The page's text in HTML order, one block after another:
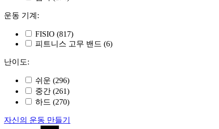
운동 기계:
FISIO (817)
피트니스 고무 밴드 (6)
난이도:
쉬운 (296)
중간 (261)
하드 (270)
자신의 운동 만들기